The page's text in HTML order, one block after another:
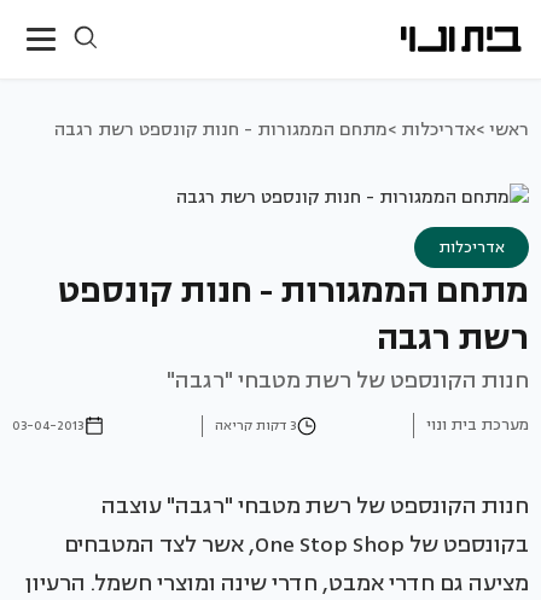
ראשי >אדריכלות >מתחם הממגורות - חנות קונספט רשת רגבה
אדריכלות
מתחם הממגורות - חנות קונספט
רשת רגבה
חנות הקונספט של רשת מטבחי "רגבה"
מערכת בית ונוי 3 דקות קריאה 03-04-2013
חנות הקונספט של רשת מטבחי "רגבה" עוצבה
בקונספט של One Stop Shop, אשר לצד המטבחים
מציעה גם חדרי אמבט, חדרי שינה ומוצרי חשמל. הרעיון